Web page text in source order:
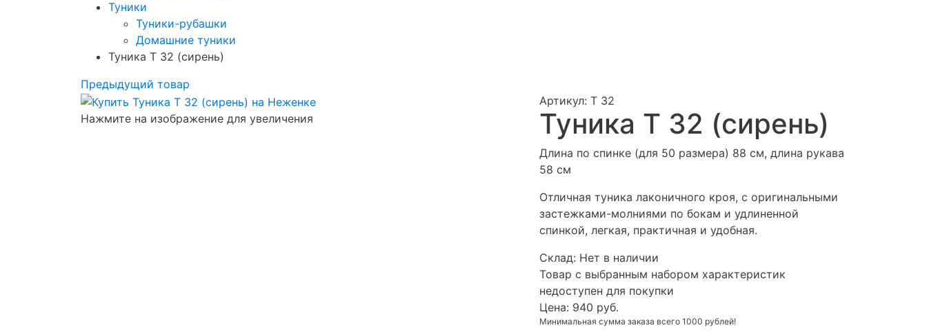
Туники
Туники-рубашки
Домашние туники
Туника Т 32 (сирень)
Предыдущий товар
Нажмите на изображение для увеличения
Артикул: Т 32
Туника Т 32 (сирень)
Длина по спинке (для 50 размера) 88 см, длина рукава
58 см
Отличная туника лаконичного кроя, с оригинальными
застежками-молниями по бокам и удлиненной
спинкой, легкая, практичная и удобная.
Cклад: Нет в наличии
Товар с выбранным набором характеристик
недоступен для покупки
Цена: 940 руб.
Минимальная сумма заказа всего 1000 рублей!